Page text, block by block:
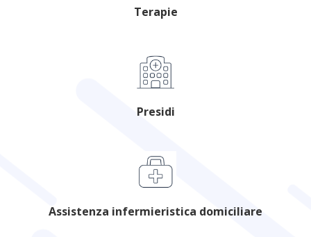
Terapie
Presidi
Assistenza infermieristica domiciliare